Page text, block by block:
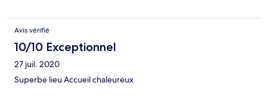
Avis vérifié
10/10 Exceptionnel
27 juil. 2020
Superbe lieu Accueil chaleureux